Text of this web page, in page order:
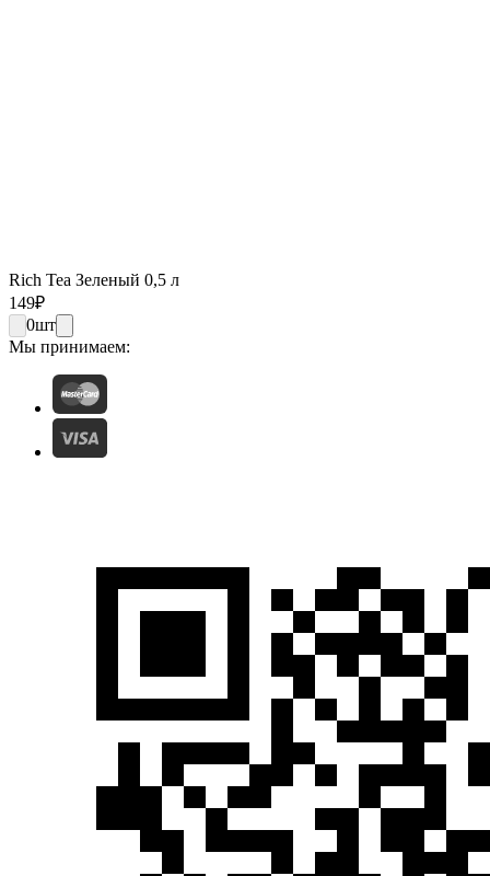
Rich Tea Зеленый 0,5 л
149₽
0шт
Мы принимаем: